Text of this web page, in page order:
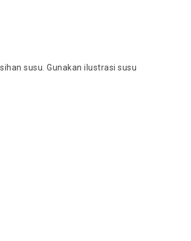
susu. Gunakan ilustrasi susu